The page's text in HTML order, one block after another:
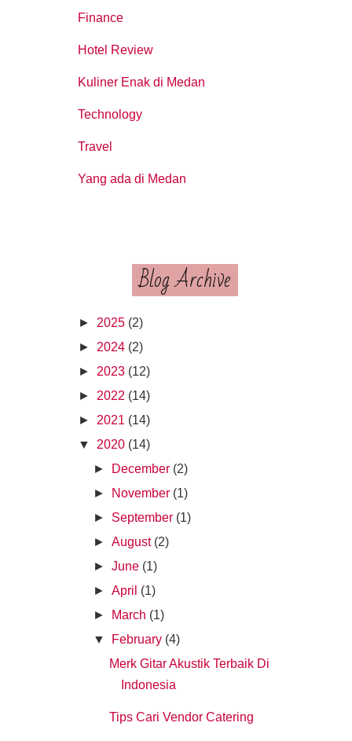
Finance
Hotel Review
Kuliner Enak di Medan
Technology
Travel
Yang ada di Medan
Blog Archive
► 2025 (2)
► 2024 (2)
► 2023 (12)
► 2022 (14)
► 2021 (14)
▼
2020 (14)
►
December (2)
►
November (1)
► September (1)
►August (2)
►June (1)
►April (1)
►
March (1)
▼
February (4)
Merk Gitar Akustik Terbaik Di
Indonesia
Tips Cari Vendor Catering